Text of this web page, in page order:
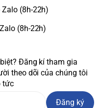
(8h-22h)
(8h-22h)
Đăng kí tham gia
theo dõi của chúng tôi
tức
Đăng ký